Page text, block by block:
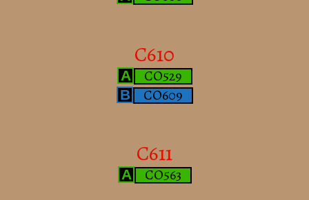
C610
A CO529
B CO609
C611
A CO563